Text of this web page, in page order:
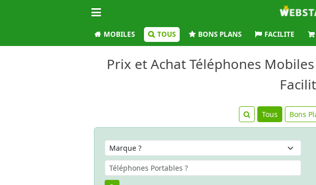
MOBILES TOUS BONS PLANS FACILITE
Prix et Achat Téléphones
Tous Bons